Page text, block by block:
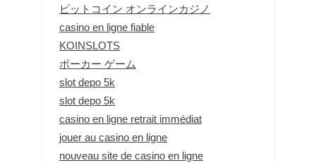
ビットコイン オンラインカジノ
casino en ligne fiable
KOINSLOTS
ポーカー ゲーム
slot depo 5k
slot depo 5k
casino en ligne retrait immédiat
jouer au casino en ligne
nouveau site de casino en ligne